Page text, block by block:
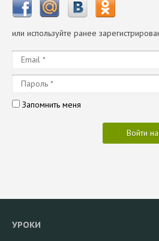
или используйте ранее
Запомнить меня
Войти
УРОКИ